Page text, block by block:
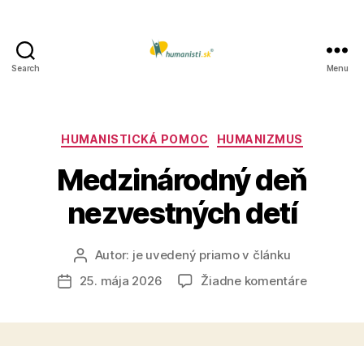
Search Menu
Kategórie
HUMANISTICKÁ POMOC HUMANIZMUS
Medzinárodný deň
nezvestných detí
Autor
článku
Autor: je uvedený priamo v článku
Dátum25. mája 2026 Žiadne komentárena